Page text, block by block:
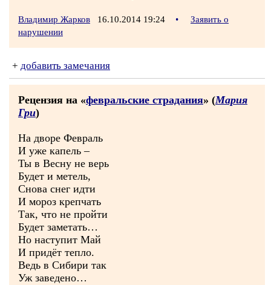
Владимир Жарков 16.10.2014 19:24 •
Заявить о
нарушении
+ добавить замечания
Рецензия на «февральские страдания» (Мария
Гри)
На дворе Февраль
И уже капель –
Ты в Весну не верь
Будет и метель,
Снова снег идти
И мороз крепчать
Так, что не пройти
Будет заметать…
Но наступит Май
И придёт тепло.
Ведь в Сибири так
Уж заведено…